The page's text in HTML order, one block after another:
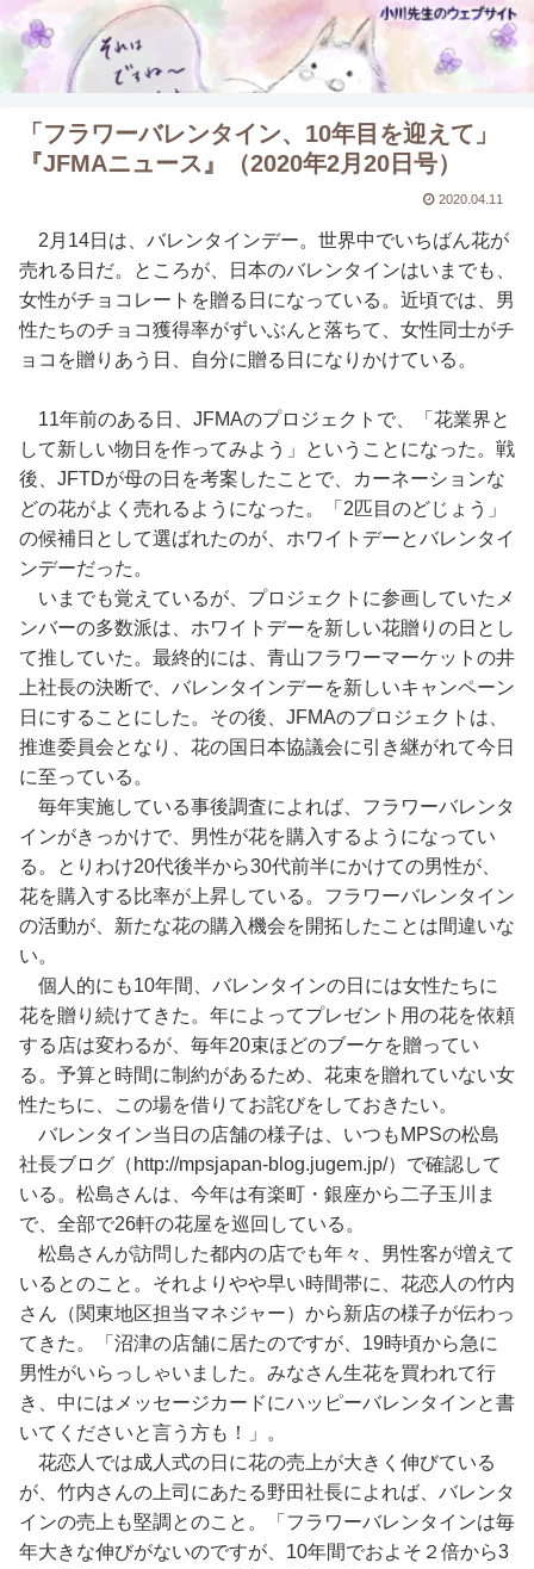
「フラワーバレンタイン、10年目を迎えて」
『JFMAニュース』（2020年2月20日号）
2020.04.11
2月14日は、バレンタインデー。世界中でいちばん花が
売れる日だ。ところが、日本のバレンタインはいまでも、
女性がチョコレートを贈る日になっている。近頃では、男
性たちのチョコ獲得率がずいぶんと落ちて、女性同士がチ
ョコを贈りあう日、自分に贈る日になりかけている。
11年前のある日、JFMAのプロジェクトで、「花業界と
して新しい物日を作ってみよう」ということになった。戦
後、JFTDが母の日を考案したことで、カーネーションな
どの花がよく売れるようになった。「2匹目のどじょう」
の候補日として選ばれたのが、ホワイトデーとバレンタイ
ンデーだった。
いまでも覚えているが、プロジェクトに参画していたメ
ンバーの多数派は、ホワイトデーを新しい花贈りの日とし
て推していた。最終的には、青山フラワーマーケットの井
上社長の決断で、バレンタインデーを新しいキャンペーン
日にすることにした。その後、JFMAのプロジェクトは、
推進委員会となり、花の国日本協議会に引き継がれて今日
に至っている。
毎年実施している事後調査によれば、フラワーバレンタ
インがきっかけで、男性が花を購入するようになってい
る。とりわけ20代後半から30代前半にかけての男性が、
花を購入する比率が上昇している。フラワーバレンタイン
の活動が、新たな花の購入機会を開拓したことは間違いな
い。
個人的にも10年間、バレンタインの日には女性たちに
花を贈り続けてきた。年によってプレゼント用の花を依頼
する店は変わるが、毎年20束ほどのブーケを贈ってい
る。予算と時間に制約があるため、花束を贈れていない女
性たちに、この場を借りてお詫びをしておきたい。
バレンタイン当日の店舗の様子は、いつもMPSの松島
社長ブログ（http://mpsjapan-blog.jugem.jp/）で確認して
いる。松島さんは、今年は有楽町・銀座から二子玉川ま
で、全部で26軒の花屋を巡回している。
松島さんが訪問した都内の店でも年々、男性客が増えて
いるとのこと。それよりやや早い時間帯に、花恋人の竹内
さん（関東地区担当マネジャー）から新店の様子が伝わっ
てきた。「沼津の店舗に居たのですが、19時頃から急に
男性がいらっしゃいました。みなさん生花を買われて行
き、中にはメッセージカードにハッピーバレンタインと書
いてくださいと言う方も！」。
花恋人では成人式の日に花の売上が大きく伸びている
が、竹内さんの上司にあたる野田社長によれば、バレンタ
インの売上も堅調とのこと。「フラワーバレンタインは毎
年大きな伸びがないのですが、10年間でおよそ２倍から3